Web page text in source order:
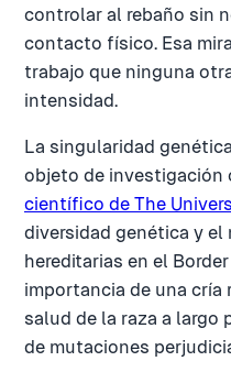
controlar al rebaño sin
contacto físico. Esa
trabajo que ninguna
intensidad.
La singularidad
objeto de investigación
científico de The
diversidad genética y el
hereditarias en el
importancia de una cría
salud de la raza a largo
de mutaciones